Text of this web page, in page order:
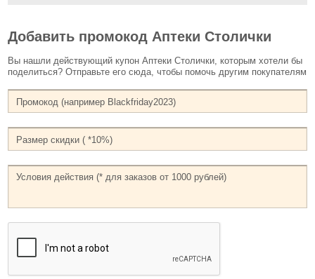
Добавить промокод Аптеки Столички
Вы нашли действующий купон Аптеки Столички, которым хотели бы
поделиться? Отправьте его сюда, чтобы помочь другим покупателям